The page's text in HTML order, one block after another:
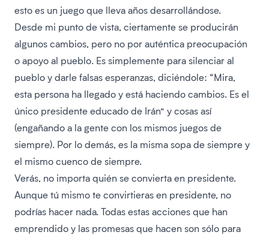
esto es un juego que lleva años desarrollándose.
Desde mi punto de vista, ciertamente se producirán
algunos cambios, pero no por auténtica preocupación
o apoyo al pueblo. Es simplemente para silenciar al
pueblo y darle falsas esperanzas, diciéndole: “Mira,
esta persona ha llegado y está haciendo cambios. Es el
único presidente educado de Irán” y cosas así
(engañando a la gente con los mismos juegos de
siempre). Por lo demás, es la misma sopa de siempre y
el mismo cuenco de siempre.
Verás, no importa quién se convierta en presidente.
Aunque tú mismo te convirtieras en presidente, no
podrías hacer nada. Todas estas acciones que han
emprendido y las promesas que hacen son sólo para